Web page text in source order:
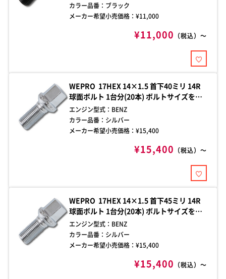
カラー品番： ブラック
メーカー希望小売価格：¥11,000
¥11,000 （税込）～
WEPRO 17HEX 14×1.5 首下40ミリ 14R
球面ボルト 1台分(20本) ボルトサイズをご
確認の上、お買い求めください。ご不明な
点はお問い合わせください。
エンジン型式： BENZ
カラー品番： シルバー
メーカー希望小売価格：¥15,400
¥15,400 （税込）～
WEPRO 17HEX 14×1.5 首下45ミリ 14R
球面ボルト 1台分(20本) ボルトサイズをご
確認の上、お買い求めください。ご不明な
点はお問い合わせください。
エンジン型式： BENZ
カラー品番： シルバー
メーカー希望小売価格：¥15,400
¥15,400 （税込）～